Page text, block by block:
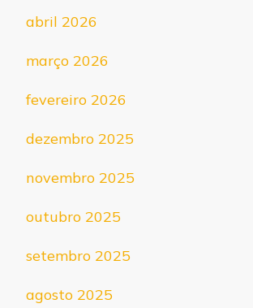
abril 2026
março 2026
fevereiro 2026
dezembro 2025
novembro 2025
outubro 2025
setembro 2025
agosto 2025